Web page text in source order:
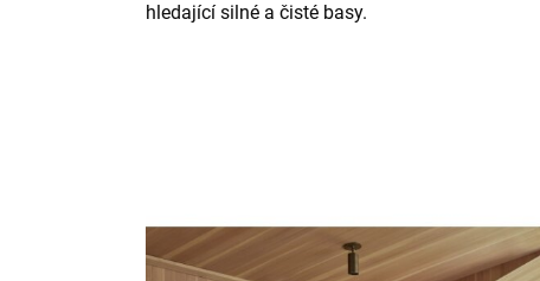
hledající silné a čisté basy.